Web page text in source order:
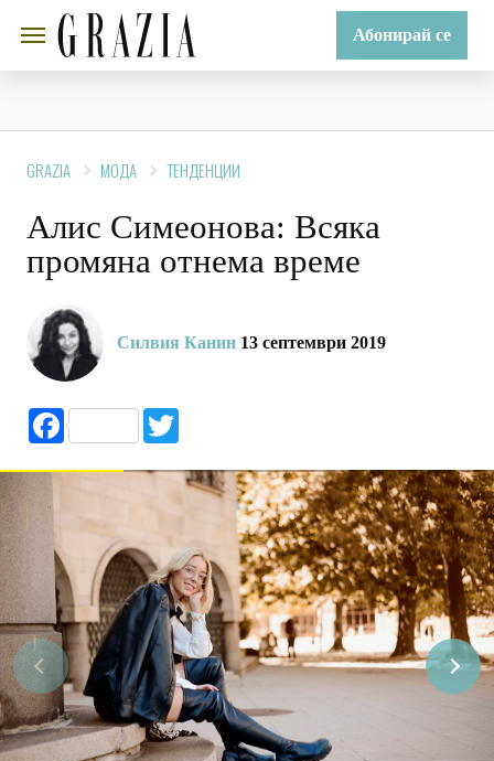
Абонирай се
GRAZIA МОДА ТЕНДЕНЦИИ
Алис Симеонова: Всяка
промяна отнема време
Силвия Канин 13 септември 2019
Facebook